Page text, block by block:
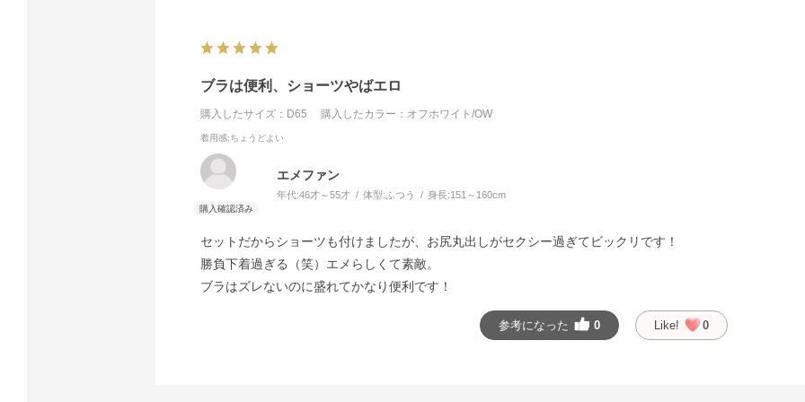
ブラは便利、ショーツやばエロ
購入したサイズ：D65 購入したカラー：オフホワイト/OW
着用感:ちょうどよい
エメファン
年代:46才～55才 体型: ふつう 身長:151～160cm
セットだからショーツも付けましたが、お尻丸出しがセクシー過ぎてビックリです！
勝負下着過ぎる（笑）エメらしくて素敵。
ブラはズレないのに盛れてかなり便利です！
参考になった 0 Like! 0